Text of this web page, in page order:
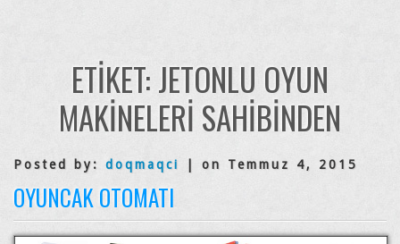
ETIKET:JETONLU OYUN
MAKINELERI SAHIBINDEN
Posted by: doqmaqci | on Temmuz 4, 2015
OYUNCAK OTOMATI